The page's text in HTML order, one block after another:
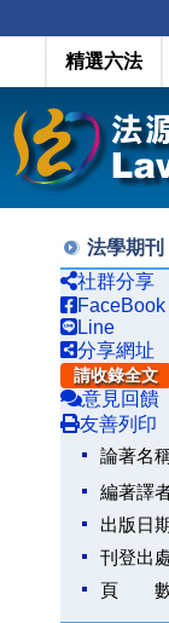
精選六法
法學期刊
社群分享
FaceBook
Line
分享網址
請收錄全文
意見回饋
友善列印
論著名
編著譯
出版日
刊登出
頁 數